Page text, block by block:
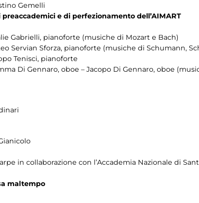
Gemelli
e di perfezionamento dell’AIMART
Gabrielli, pianoforte (musiche di Mozart e Bach)
Servian Sforza, pianoforte (musiche di Schumann,
Tenisci, pianoforte
Di Gennaro, oboe – Jacopo Di Gennaro, oboe
in collaborazione con l’Accademia Nazionale di
maltempo